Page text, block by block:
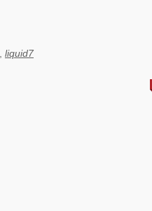
liquid7